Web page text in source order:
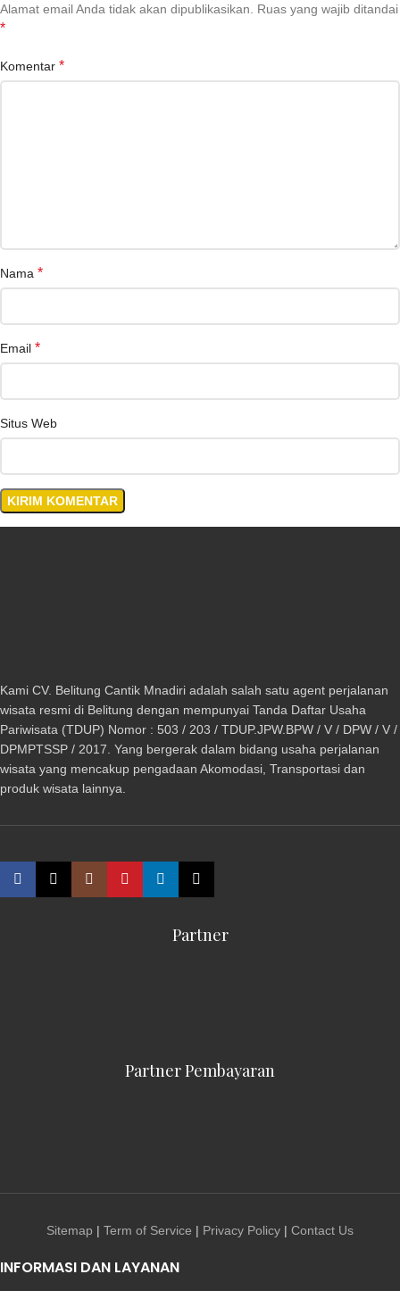
Alamat email Anda tidak akan dipublikasikan. Ruas yang wajib ditandai
*
Komentar *
Nama *
Email *
Situs Web
Kami CV. Belitung Cantik Mnadiri adalah salah satu agent perjalanan
wisata resmi di Belitung dengan mempunyai Tanda Daftar Usaha
Pariwisata (TDUP) Nomor : 503 / 203 / TDUP.JPW.BPW / V / DPW / V /
DPMPTSSP / 2017. Yang bergerak dalam bidang usaha perjalanan
wisata yang mencakup pengadaan Akomodasi, Transportasi dan
produk wisata lainnya.
Partner
Partner Pembayaran
Sitemap | Term of Service | Privacy Policy | Contact Us
INFORMASI DAN LAYANAN